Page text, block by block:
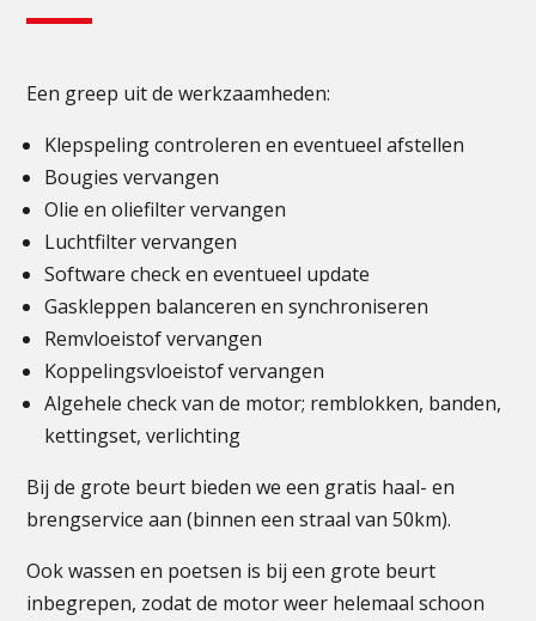
Een greep uit de werkzaamheden:
Klepspeling controleren en eventueel afstellen
Bougies vervangen
Olie en oliefilter vervangen
Luchtfilter vervangen
Software check en eventueel update
Gaskleppen balanceren en synchroniseren
Remvloeistof vervangen
Koppelingsvloeistof vervangen
Algehele check van de motor; remblokken, banden,
kettingset, verlichting
Bij de grote beurt bieden we een gratis haal- en
brengservice aan (binnen een straal van 50km).
Ook wassen en poetsen is bij een grote beurt
inbegrepen, zodat de motor weer helemaal schoon